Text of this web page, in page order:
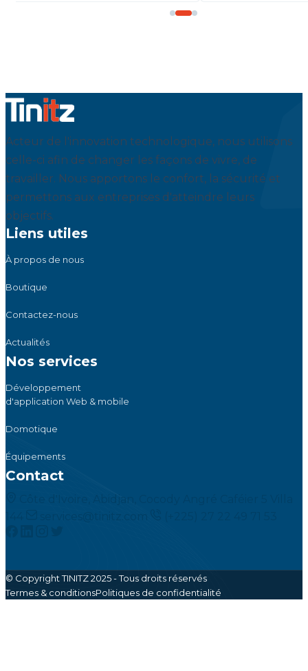
Acteur de l'innovation technologique, nous utilisons
celle-ci afin de changer les façons de vivre, de
travailler. Nous apportons le confort, la sécurité et
permettons aux entreprises d'atteindre leurs
objectifs.
Liens utiles
À propos de nous
Boutique
Contactez-nous
Actualités
Nos services
Développement
d'application Web & mobile
Domotique
Équipements
Contact
© Copyright TINITZ 2025 - Tous droits réservés
Termes & conditionsPolitiques de confidentialité